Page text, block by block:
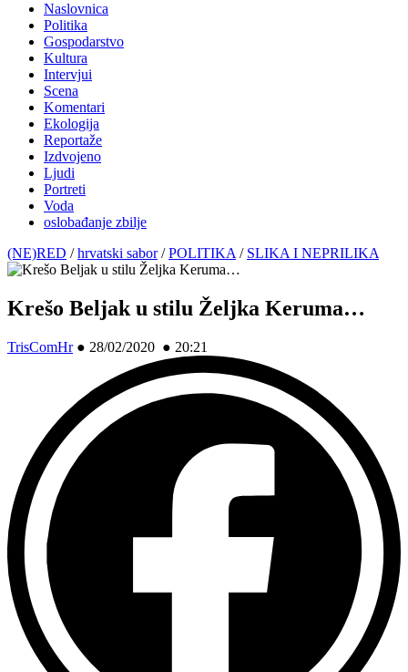
Naslovnica
Politika
Gospodarstvo
Kultura
Intervjui
Scena
Komentari
Ekologija
Reportaže
Izdvojeno
Ljudi
Portreti
Voda
oslobađanje zbilje
(NE)RED /hrvatski sabor/POLITIKA / SLIKA I NEPRILIKA
Krešo Beljak u stilu Željka Keruma…
TrisComHr● 28/02/2020 ● 20:21